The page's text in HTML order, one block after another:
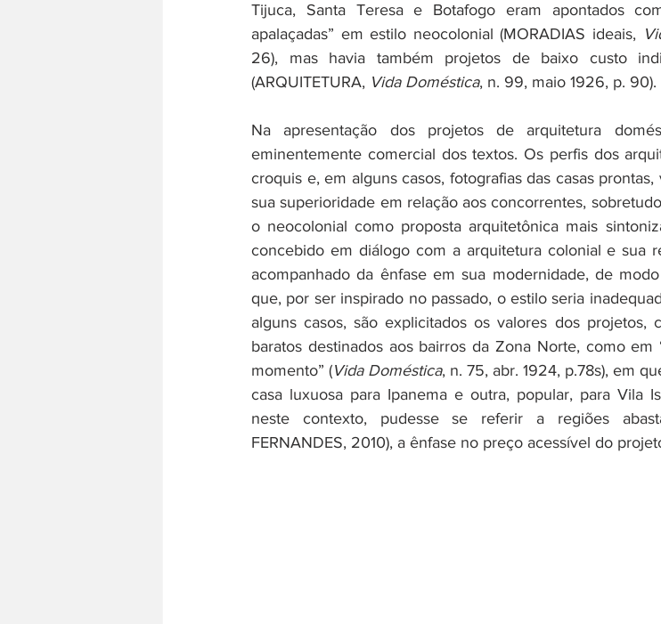
Tijuca, Santa Teresa e Botafogo eram apontados
apalaçadas” em estilo neocolonial (MORADIAS ideais,
26), mas havia também projetos de baixo custo
(ARQUITETURA, Vida Doméstica, n. 99, maio 1926, p. 90).
Na apresentação dos projetos de arquitetura
eminentemente comercial dos textos. Os perfis dos
croquis e, em alguns casos, fotografias das casas
sua superioridade em relação aos concorrentes,
o neocolonial como proposta arquitetônica mais
concebido em diálogo com a arquitetura colonial e sua
acompanhado da ênfase em sua modernidade, de
que, por ser inspirado no passado, o estilo seria
alguns casos, são explicitados os valores dos projetos,
baratos destinados aos bairros da Zona Norte, como
momento” (Vida Doméstica, n. 75, abr. 1924, p.78s), em
casa luxuosa para Ipanema e outra, popular, para Vila
neste contexto, pudesse se referir a regiões
FERNANDES, 2010), a ênfase no preço acessível do